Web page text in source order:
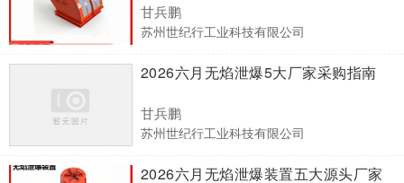
甘兵鹏
苏州世纪行工业科技有限公司
2026六月无焰泄爆5大厂家采购指南
甘兵鹏
苏州世纪行工业科技有限公司
2026六月无焰泄爆装置五大源头厂家